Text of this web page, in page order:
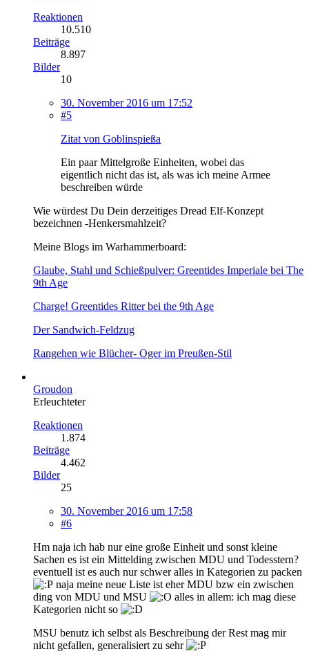
Reaktionen
10.510
Beiträge
8.897
Bilder
10
30. November 2016 um 17:52
#5
Zitat von Goblinspießa
Ein paar Mittelgroße Einheiten, wobei das
eigentlich nicht das ist, als was ich meine Armee
beschreiben würde
Wie würdest Du Dein derzeitiges Dread Elf-Konzept
bezeichnen -Henkersmahlzeit?
Meine Blogs im Warhammerboard:
Glaube, Stahl und Schießpulver: Greentides Imperiale bei The
9th Age
Charge! Greentides Ritter bei the 9th Age
Der Sandwich-Feldzug
Rangehen wie Blücher- Oger im Preußen-Stil
Groudon
Erleuchteter
Reaktionen
1.874
Beiträge
4.462
Bilder
25
30. November 2016 um 17:58
#6
Hm naja ich hab nur eine große Einheit und sonst kleine
Sachen es ist ein Mittelding zwischen MDU und Todesstern?
eventuell ist es auch nur schwer alles in Kategorien zu packen
naja meine neue Liste ist eher MDU bzw ein zwischen
ding von MDU und MSU
alles in allem: ich mag diese
Kategorien nicht so
MSU benutz ich selbst als Beschreibung der Rest mag mir
nicht gefallen, generalisiert zu sehr